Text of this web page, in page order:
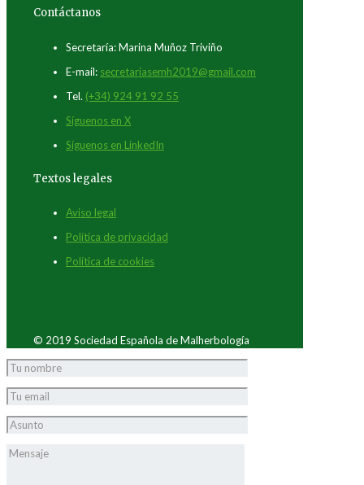
Contáctanos
Secretaría: Marina Muñoz Triviño
E-mail: secretariasemh2019@gmail.com
Tel. (+34) 924 91 92 55
Síguenos en X
Síguenos en LinkedIn
Textos legales
Aviso legal
Política de privacidad
Política de cookies
© 2019 Sociedad Española de Malherbología